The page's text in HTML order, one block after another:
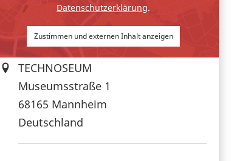
Datenschutzerklärung.
Zustimmen und externen Inhalt anzeigen
TECHNOSEUM
Museumsstraße 1
68165 Mannheim
Deutschland